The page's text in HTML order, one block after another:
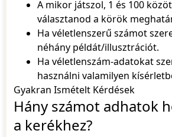
A mikor játszol, 1 és 100
választanod a körök
Ha véletlenszerű számot
néhány példát/illusztrációt.
Ha véletlenszám-adatokat
használni valamilyen
Gyakran Ismételt Kérdések
Hány számot adhatok
a kerékhez?